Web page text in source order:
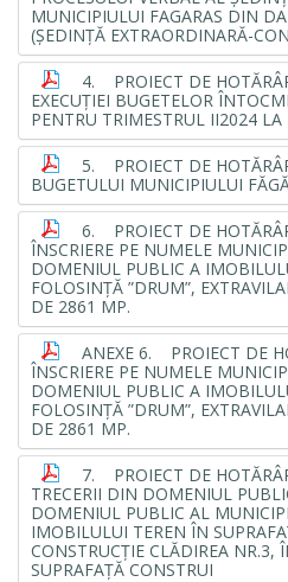
MUNICIPIULUI FAGARAS DIN
(ŞEDINŢĂ EXTRAORDINARĂ-
4. PROIECT DE
EXECUŢIEI BUGETELOR
PENTRU TRIMESTRUL II2024
5. PROIECT DE
BUGETULUI MUNICIPIULUI
6. PROIECT DE
ÎNSCRIERE PE NUMELE
DOMENIUL PUBLIC A
FOLOSINŢĂ ”DRUM”,
DE 2861 MP.
ANEXE 6. PROIECT DE
ÎNSCRIERE PE NUMELE
DOMENIUL PUBLIC A
FOLOSINŢĂ ”DRUM”,
DE 2861 MP.
7. PROIECT DE
TRECERII DIN DOMENIUL
DOMENIUL PUBLIC AL
IMOBILULUI TEREN ÎN
CONSTRUCŢIE CLĂDIREA NR.3,
SUPRAFAŢĂ CONSTRUI